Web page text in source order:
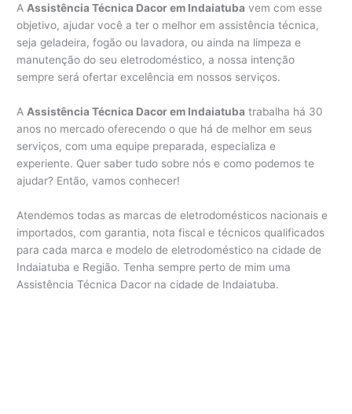
A Assistência Técnica Dacor em Indaiatuba vem com esse
objetivo, ajudar você a ter o melhor em assistência técnica,
seja geladeira, fogão ou lavadora, ou ainda na limpeza e
manutenção do seu eletrodoméstico, a nossa intenção
sempre será ofertar excelência em nossos serviços.
A Assistência Técnica Dacor em Indaiatuba trabalha há 30
anos no mercado oferecendo o que há de melhor em seus
serviços, com uma equipe preparada, especializa e
experiente. Quer saber tudo sobre nós e como podemos te
ajudar? Então, vamos conhecer!
Atendemos todas as marcas de eletrodomésticos nacionais e
importados, com garantia, nota fiscal e técnicos qualificados
para cada marca e modelo de eletrodoméstico na cidade de
Indaiatuba e Região. Tenha sempre perto de mim uma
Assistência Técnica Dacor na cidade de Indaiatuba.